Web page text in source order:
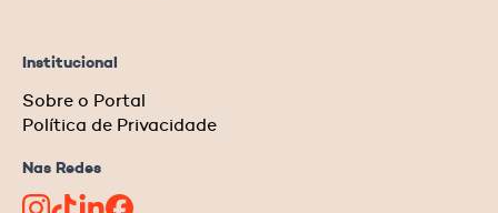
Institucional
Sobre o Portal
Política de Privacidade
Nas Redes